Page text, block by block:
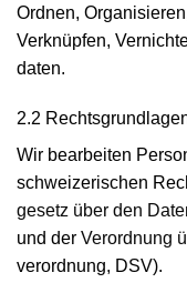
Ordnen,
Verknüpfen,
daten.
2.2
Wir bearbeiten
schweizerischen
gesetz über den
und der Verordnung
verordnung, DSV).